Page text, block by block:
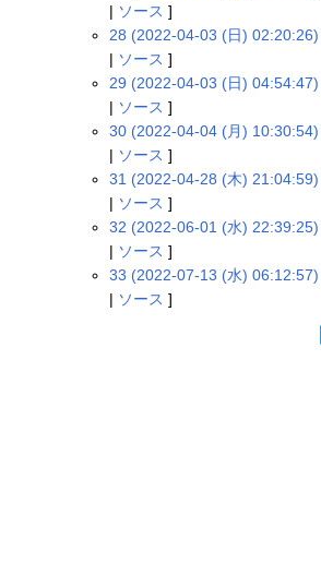
| ソース ]
28 (2022-04-03 (日) 02:20:26)
| ソース ]
29 (2022-04-03 (日) 04:54:47)
| ソース ]
30 (2022-04-04 (月) 10:30:54)
| ソース ]
31 (2022-04-28 (木) 21:04:59)
| ソース ]
32 (2022-06-01 (水) 22:39:25)
| ソース ]
33 (2022-07-13 (水) 06:12:57)
| ソース ]